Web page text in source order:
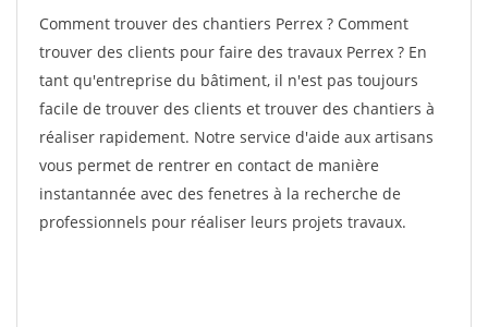
Comment trouver des chantiers Perrex ? Comment
trouver des clients pour faire des travaux Perrex ? En
tant qu'entreprise du bâtiment, il n'est pas toujours
facile de trouver des clients et trouver des chantiers à
réaliser rapidement. Notre service d'aide aux artisans
vous permet de rentrer en contact de manière
instantannée avec des fenetres à la recherche de
professionnels pour réaliser leurs projets travaux.